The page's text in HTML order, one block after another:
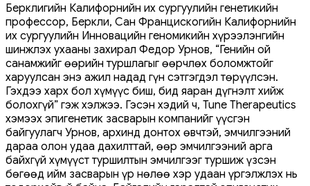
Берклигийн Калифорнийн их сургуулийн генетикийн
профессор, Беркли, Сан Францискогийн Калифорнийн
их сургуулийн Инновацийн геномикийн хүрээлэнгийн
шинжлэх ухааны захирал Федор Урнов, “Генийн ой
санамжийг өөрийн туршлагыг өөрчлөх боломжтойг
харуулсан энэ ажил надад гүн сэтгэгдэл төрүүлсэн.
Гэхдээ харх бол хүмүүс биш, бид яаран дүгнэлт хийж
болохгүй” гэж хэлжээ. Гэсэн хэдий ч, Tune Therapeutics
хэмээх эпигенетик засварын компанийг үүсгэн
байгуулагч Урнов, архинд донтох өвчтэй, эмчилгээний
дараа олон удаа дахилттай, өөр эмчилгээний арга
байхгүй хүмүүст туршилтын эмчилгээг туршиж үзсэн
бөгөөд ийм засварын үр нөлөө хэр удаан үргэлжлэх нь